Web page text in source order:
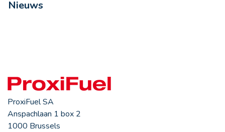
Nieuws
ProxiFuel SA
Anspachlaan 1 box 2
1000 Brussels